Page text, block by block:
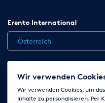
Erento International
Österreich
Jobs Kontakt News
AGB
Impressum
Wir verwenden
Wir verwenden Cookies, um
Inhalte zu personalisieren. Per